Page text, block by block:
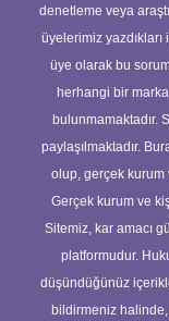
denetleme veya
üyelerimiz
üye olarak bu
herhangi bir
bulunmamaktadır.
paylaşılmaktadır.
olup, gerçek kurum
Gerçek kurum ve
Sitemiz, kar amacı
platformudur.
düşündüğünüz
bildirmeniz